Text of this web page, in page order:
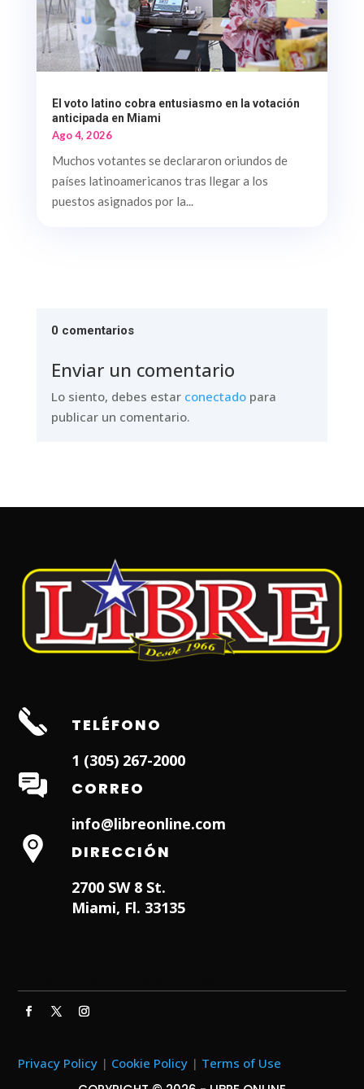
El voto latino cobra entusiasmo en la votación
anticipada en Miami
Ago 4, 2026
Muchos votantes se declararon oriundos de
países latinoamericanos tras llegar a los
puestos asignados por la...
0 comentarios
Enviar un comentario
Lo siento, debes estar conectadopara
publicar un comentario.
TELÉFONO
1 (305) 267-2000
CORREO
info@libreonline.com
DIRECCIÓN
2700 SW 8 St.
Miami, Fl. 33135
Privacy Policy | Cookie Policy | Terms of Use